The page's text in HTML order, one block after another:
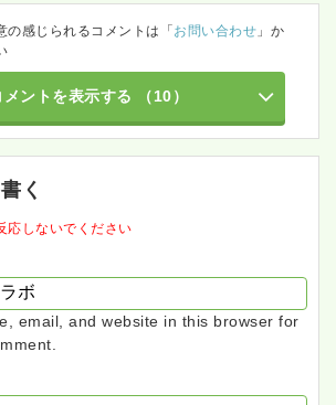
感じられるコメントは「お問い合わせ 」か
メントを表示する （10）
く
応しないでください
email, and website in this browser for